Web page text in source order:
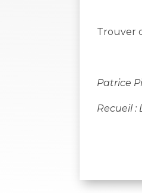
Trouver
Patrice
Recueil :